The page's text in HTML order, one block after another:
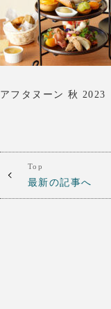
アフタヌーン 秋 2023
Top
最新の記事へ